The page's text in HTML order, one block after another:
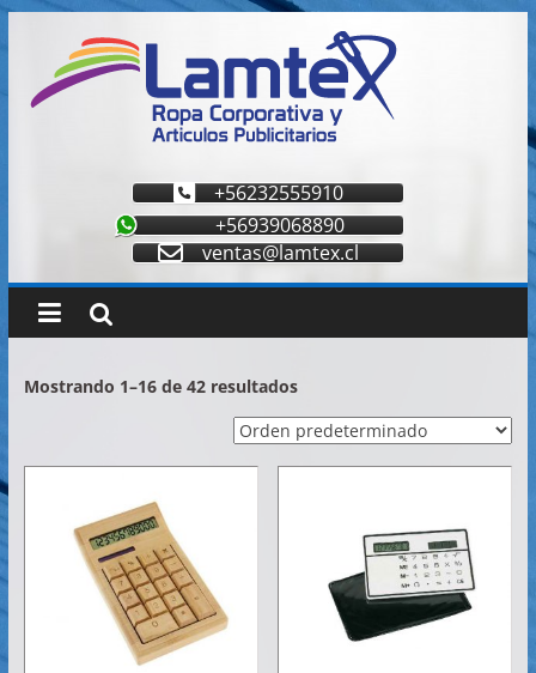
contenido
Lamtex
Corporativa
de
Trabajo
Seguridad
y
Artículos
Publicitarios
Implementos
+56232555910
+56939068890
ventas@lamtex.cl
Mostrando 1–16 de 42 resultados